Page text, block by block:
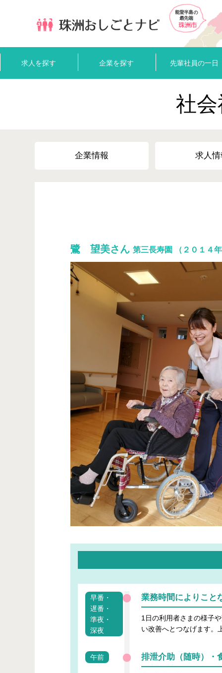
求人を探す 企業を探す 先輩社員の一日
社
企業情報 求人
鷺 望美さん 第三長寿園 （２０１４
早番・
遅番・
準夜・
深夜
業務時間によりこと
1日の利用者さまの様子
い改善へとつなげます。
午前 排泄介助（随時）・